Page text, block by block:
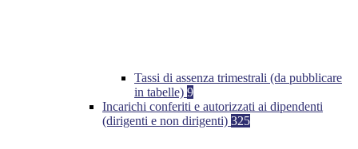
Tassi di assenza trimestrali (da pubblicare
in tabelle) 9
Incarichi conferiti e autorizzati ai dipendenti
(dirigenti e non dirigenti) 325